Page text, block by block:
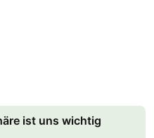
ist uns wichtig